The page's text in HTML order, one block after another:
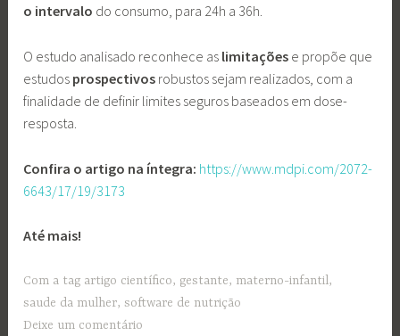
o intervalo do consumo, para 24h a 36h.
O estudo analisado reconhece as limitações e propõe que
estudos prospectivos robustos sejam realizados, com a
finalidade de definir limites seguros baseados em dose-
resposta.
Confira o artigo na íntegra: https://www.mdpi.com/2072-
6643/17/19/3173
Até mais!
Com a tag artigo científico, gestante, materno-infantil,
saude da mulher,software de nutrição
Deixe um comentário